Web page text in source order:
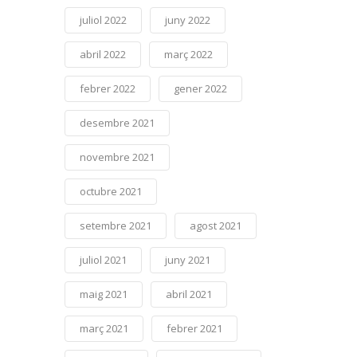
juliol 2022 juny 2022
abril 2022 març 2022
febrer 2022 gener 2022
desembre 2021
novembre 2021
octubre 2021
setembre 2021 agost 2021
juliol 2021 juny 2021
maig 2021 abril 2021
març 2021 febrer 2021